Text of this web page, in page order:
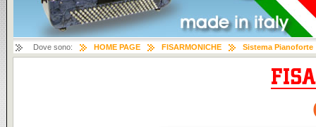
Dove sono: HOME PAGE FISARMONICHE Sistema Pianoforte